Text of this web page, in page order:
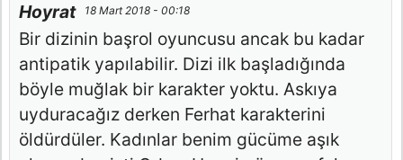
Hoyrat 18 Mart 2018 - 00:18
Bir dizinin başrol oyuncusu ancak bu kadar
antipatik yapılabilir. Dizi ilk başladığında
böyle muğlak bir karakter yoktu. Askıya
uyduracağız derken Ferhat karakterini
öldürdüler. Kadınlar benim gücüme aşık